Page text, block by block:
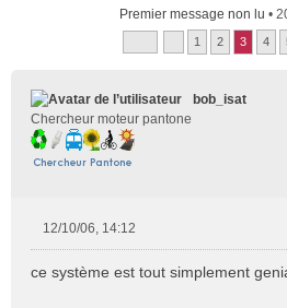
Premier message non lu •
1 2 3 4
bob_isat
Chercheur moteur pantone
s
12/10/06, 14:12
ce système est tout simplement